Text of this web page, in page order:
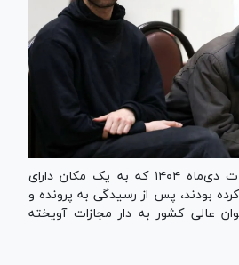
عامل دشمن در اغتشاشات دی‌ماه ۱۴۰۴ که به یک مکان دارای
بودند، پس از رسیدگی به پرونده و
عالی کشور به دار مجازات آویخته